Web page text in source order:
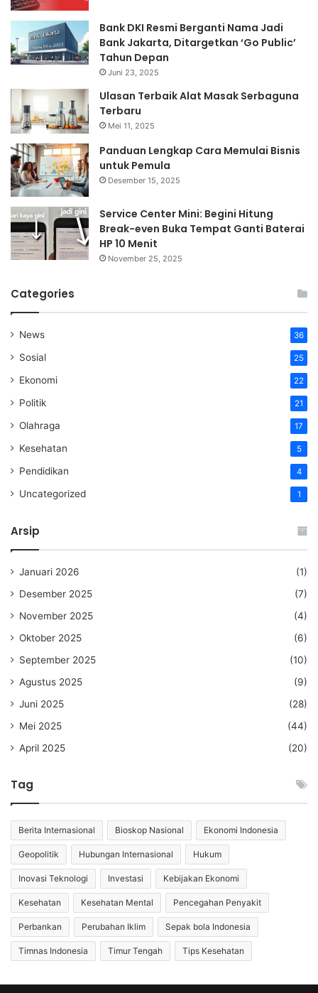
Bank DKI Resmi Berganti Nama Jadi
Bank Jakarta, Ditargetkan ‘Go Public’
Tahun Depan
Juni 23, 2025
Ulasan Terbaik Alat Masak Serbaguna
Terbaru
Mei 11, 2025
Panduan Lengkap Cara Memulai Bisnis
untuk Pemula
Desember 15, 2025
Service Center Mini: Begini Hitung
Break-even Buka Tempat Ganti Baterai
HP 10 Menit
November 25, 2025
Categories
News 36
Sosial 25
Ekonomi 22
Politik 21
Olahraga 17
Kesehatan 5
Pendidikan 4
Uncategorized 1
Arsip
Januari 2026
(1)
Desember 2025
(7)
November 2025
(4)
Oktober 2025
(6)
September 2025
(10)
Agustus 2025
(9)
Juni 2025
(28)
Mei 2025
(44)
April 2025
(20)
Tag
Berita Internasional Bioskop Nasional Ekonomi Indonesia
Geopolitik Hubungan Internasional Hukum
Inovasi Teknologi Investasi Kebijakan Ekonomi
Kesehatan Kesehatan Mental Pencegahan Penyakit
Perbankan Perubahan Iklim Sepak bola Indonesia
Timnas Indonesia Timur Tengah Tips Kesehatan